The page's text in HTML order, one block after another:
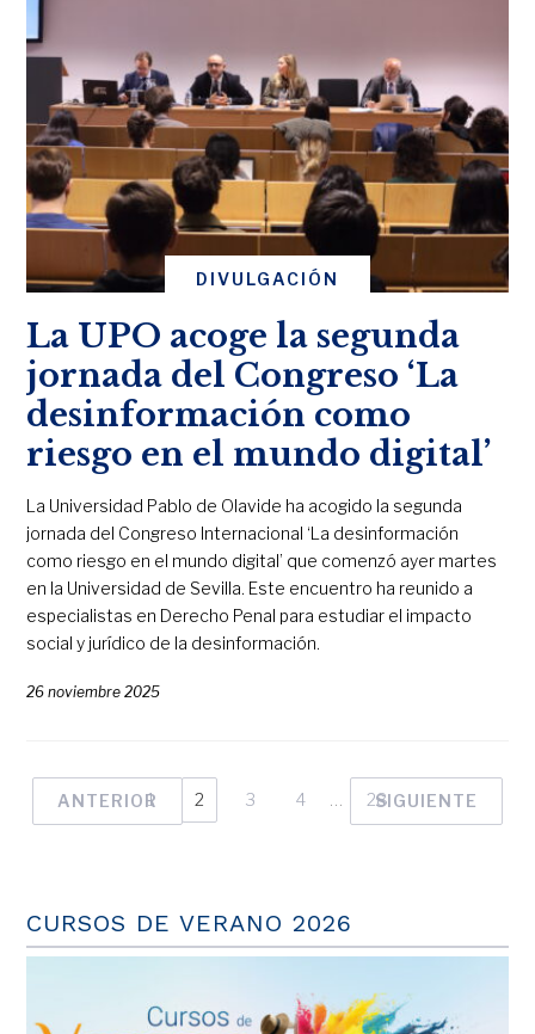
DIVULGACIÓN
La UPO acoge la segunda
jornada del Congreso ‘La
desinformación como
riesgo en el mundo digital’
La Universidad Pablo de Olavide ha acogido la segunda
jornada del Congreso Internacional ‘La desinformación
como riesgo en el mundo digital’ que comenzó ayer martes
en la Universidad de Sevilla. Este encuentro ha reunido a
especialistas en Derecho Penal para estudiar el impacto
social y jurídico de la desinformación.
26 noviembre 2025
ANTERIOR
1 2 3 4 28
SIGUIENTE
CURSOS DE VERANO 2026